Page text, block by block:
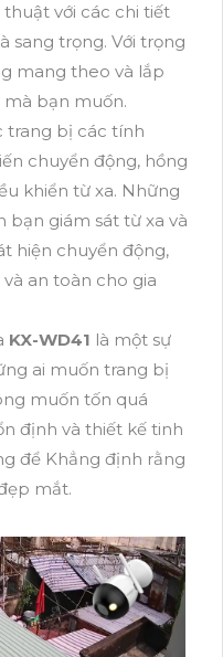
với các chi tiết
sang trọng. Với trọng
mang theo và lắp
bạn muốn.
trang bị các tính
chuyển động, hồng
khiển từ xa. Những
giám sát từ xa và
hiện chuyển động,
an toàn cho gia
KX-WD41 là một sự
ai muốn trang bị
muốn tốn quá
định và thiết kế tinh
để Khẳng định rằng
mắt.